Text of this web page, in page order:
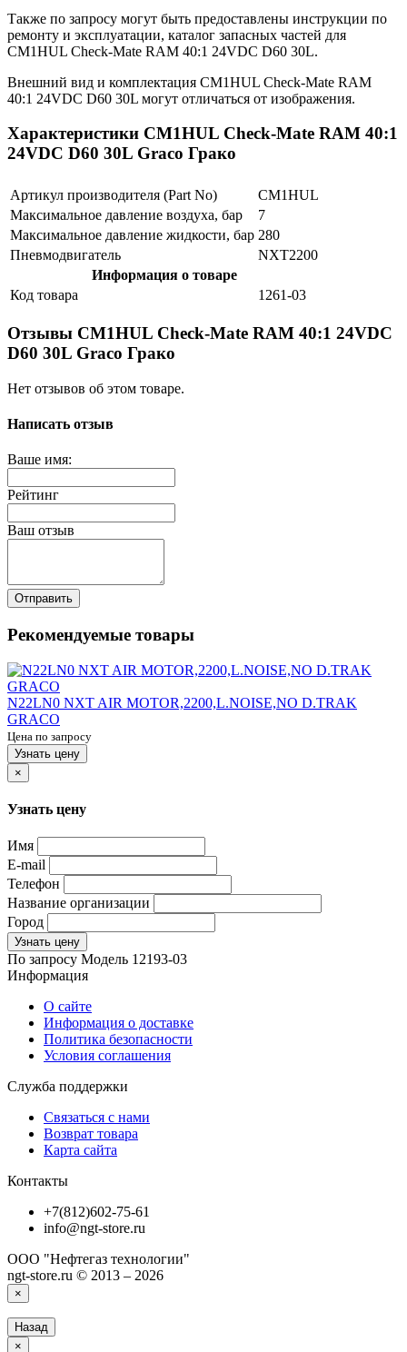
Также по запросу могут быть предоставлены инструкции по
ремонту и эксплуатации, каталог запасных частей для
CM1HUL Check-Mate RAM 40:1 24VDC D60 30L.
Внешний вид и комплектация CM1HUL Check-Mate RAM
40:1 24VDC D60 30L могут отличаться от изображения.
Характеристики CM1HUL Check-Mate RAM 40:1
24VDC D60 30L Graco Грако
Артикул производителя (Part No)
CM1HUL
Максимальное давление воздуха, бар
7
Максимальное давление жидкости, бар 280
Пневмодвигатель
NXT2200
Информация о товаре
Код товара
1261-03
Отзывы CM1HUL Check-Mate RAM 40:1 24VDC
D60 30L Graco Грако
Нет отзывов об этом товаре.
Написать отзыв
Ваше имя:
Рейтинг
Ваш отзыв
Отправить
Рекомендуемые товары
N22LN0 NXT AIR MOTOR,2200,L.NOISE,NO D.TRAK
GRACO
Цена по запросу
Узнать цену
×
Узнать цену
Имя
E-mail
Телефон
Название организации
Город
Узнать цену
По запросу Модель 12193-03
Информация
О сайте
Информация о доставке
Политика безопасности
Условия соглашения
Служба поддержки
Связаться с нами
Возврат товара
Карта сайта
Контакты
+7(812)602-75-61
info@ngt-store.ru
ООО "Нефтегаз технологии"
ngt-store.ru © 2013 – 2026
×
Назад
×